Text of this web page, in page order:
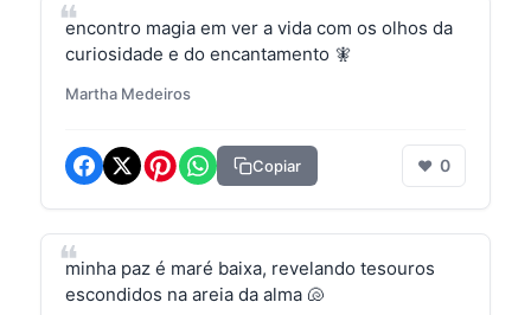
encontro magia em ver a vida com os olhos da
curiosidade e do encantamento 🧚
Martha Medeiros
Copiar ❤ 0
minha paz é maré baixa, revelando tesouros
escondidos na areia da alma 🐚